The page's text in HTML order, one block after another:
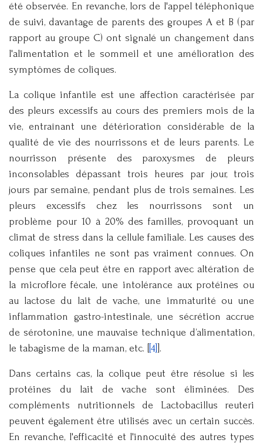
été observée. En revanche, lors de l'appel téléphonique
de suivi, davantage de parents des groupes A et B (par
rapport au groupe C) ont signalé un changement dans
l'alimentation et le sommeil et une amélioration des
symptômes de coliques.
La colique infantile est une affection caractérisée par
des pleurs excessifs au cours des premiers mois de la
vie, entraînant une détérioration considérable de la
qualité de vie des nourrissons et de leurs parents. Le
nourrisson présente des paroxysmes de pleurs
inconsolables dépassant trois heures par jour, trois
jours par semaine, pendant plus de trois semaines. Les
pleurs excessifs chez les nourrissons sont un
problème pour 10 à 20% des familles, provoquant un
climat de stress dans la cellule familiale. Les causes des
coliques infantiles ne sont pas vraiment connues. On
pense que cela peut être en rapport avec altération de
la microflore fécale, une intolérance aux protéines ou
au lactose du lait de vache, une immaturité ou une
inflammation gastro-intestinale, une sécrétion accrue
de sérotonine, une mauvaise technique d’alimentation,
le tabagisme de la maman, etc. [
[4] ].
Dans certains cas, la colique peut être résolue si les
protéines du lait de vache sont éliminées. Des
compléments nutritionnels de Lactobacillus reuteri
peuvent également être utilisés avec un certain succès.
En revanche, l'efficacité et l'innocuité des autres types